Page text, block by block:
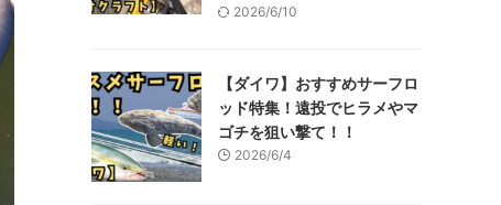
2026/6/10
【ダイワ】おすすめサーフロ
ッド特集！遠投でヒラメやマ
ゴチを狙い撃て！！
2026/6/4